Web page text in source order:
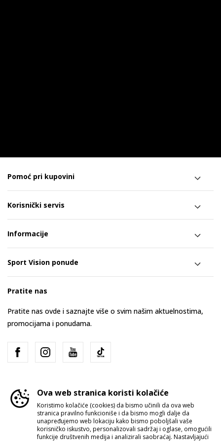
Pomoć pri kupovini
Korisnički servis
Informacije
Sport Vision ponude
Pratite nas
Pratite nas ovde i saznajte više o svim našim aktuelnostima,
promocijama i ponudama.
Srbija Promenite
Ova web stranica koristi kolačiće
Koristimo kolačiće (cookies) da bismo učinili da ova web
stranica pravilno funkcioniše i da bismo mogli dalje da
unapređujemo web lokaciju kako bismo poboljšali vaše
korisničko iskustvo, personalizovali sadržaj i oglase, omogućili
funkcije društvenih medija i analizirali saobraćaj. Nastavljajući